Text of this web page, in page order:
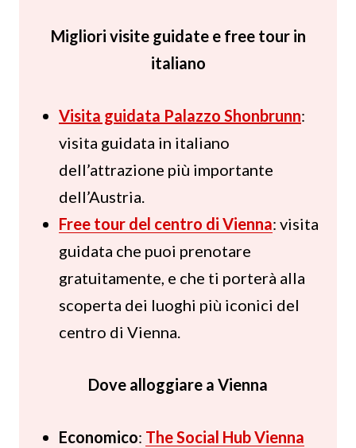
Migliori visite guidate e free tour in
italiano
Visita guidata Palazzo Shonbrunn:
visita guidata in italiano
dell’attrazione più importante
dell’Austria.
Free tour del centro di Vienna: visita
guidata che puoi prenotare
gratuitamente, e che ti porterà alla
scoperta dei luoghi più iconici del
centro di Vienna.
Dove alloggiare a Vienna
Economico: The Social Hub Vienna